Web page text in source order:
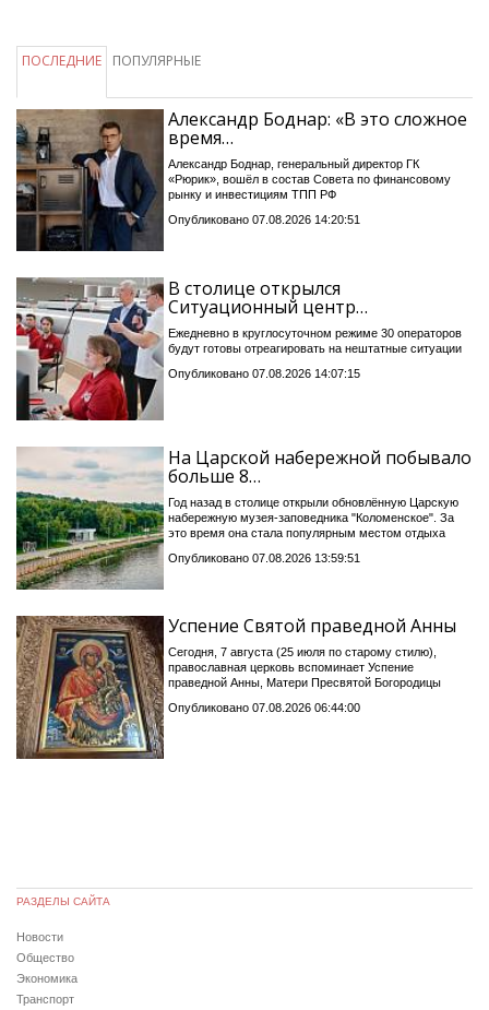
ПОСЛЕДНИЕ ПОПУЛЯРНЫЕ
Александр Боднар: «В это сложное
время…
Александр Боднар, генеральный директор ГК
«Рюрик», вошёл в состав Совета по финансовому
рынку и инвестициям ТПП РФ
Опубликовано 07.08.2026 14:20:51
В столице открылся
Ситуационный центр…
Ежедневно в круглосуточном режиме 30 операторов
будут готовы отреагировать на нештатные ситуации
Опубликовано 07.08.2026 14:07:15
На Царской набережной побывало
больше 8…
Год назад в столице открыли обновлённую Царскую
набережную музея-заповедника "Коломенское". За
это время она стала популярным местом отдыха
Опубликовано 07.08.2026 13:59:51
Успение Святой праведной Анны
Сегодня, 7 августа (25 июля по старому стилю),
православная церковь вспоминает Успение
праведной Анны, Матери Пресвятой Богородицы
Опубликовано 07.08.2026 06:44:00
РАЗДЕЛЫ САЙТА
Новости
Общество
Экономика
Транспорт